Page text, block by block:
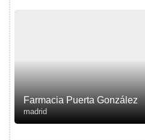
Farmacia Puerta González
madrid